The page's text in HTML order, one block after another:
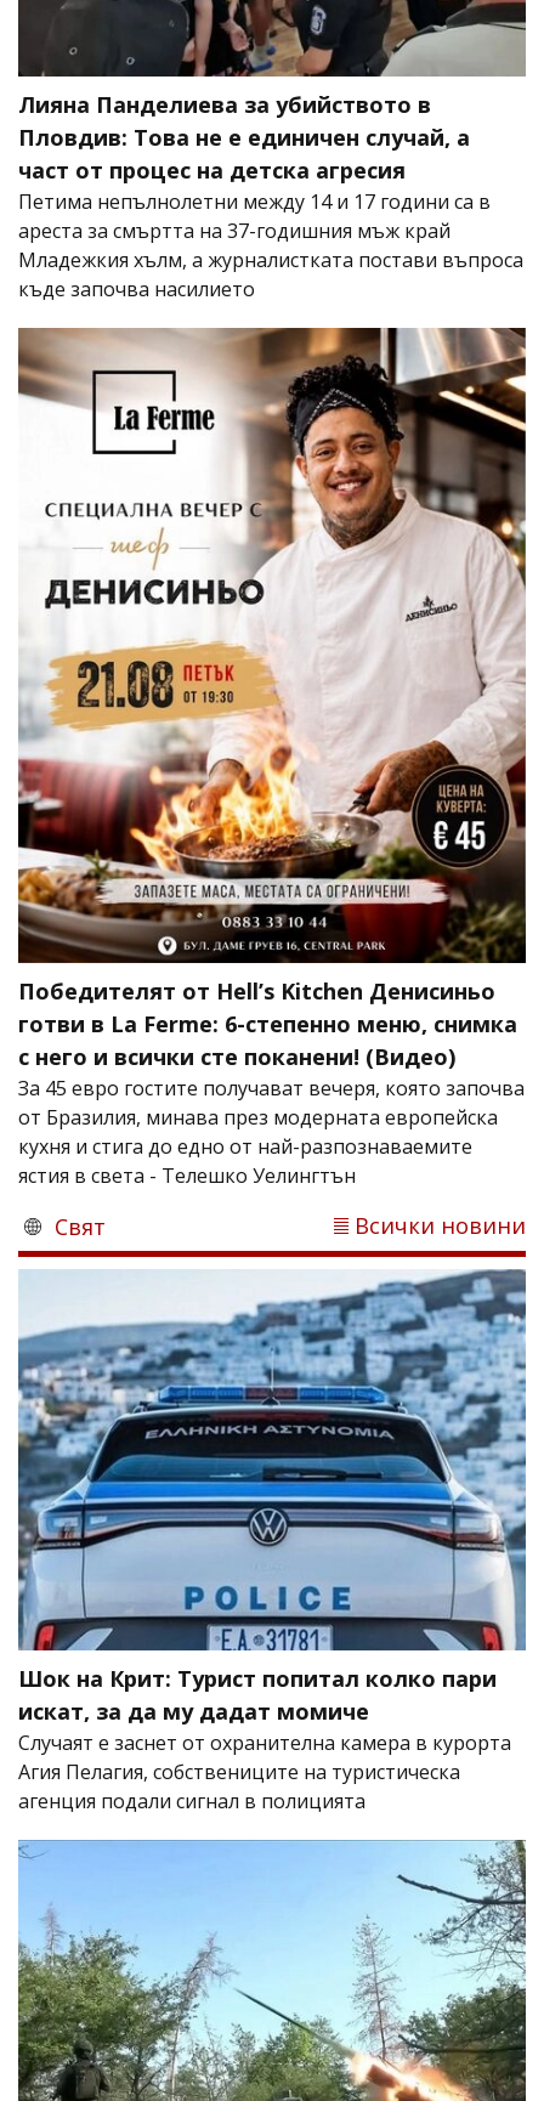
Лияна Панделиева за убийството в
Пловдив: Това не е единичен случай, а
част от процес на детска агресия
Петима непълнолетни между 14 и 17 години са в
ареста за смъртта на 37-годишния мъж край
Младежкия хълм, а журналистката постави въпроса
къде започва насилието
Победителят от Hell’s Kitchen Денисиньо
готви в La Ferme: 6-степенно меню, снимка
с него и всички сте поканени! (Видео)
За 45 евро гостите получават вечеря, която започва
от Бразилия, минава през модерната европейска
кухня и стига до едно от най-разпознаваемите
ястия в света - Телешко Уелингтън
Свят Всички новини
Шок на Крит: Турист попитал колко пари
искат, за да му дадат момиче
Случаят е заснет от охранителна камера в курорта
Агия Пелагия, собствениците на туристическа
агенция подали сигнал в полицията